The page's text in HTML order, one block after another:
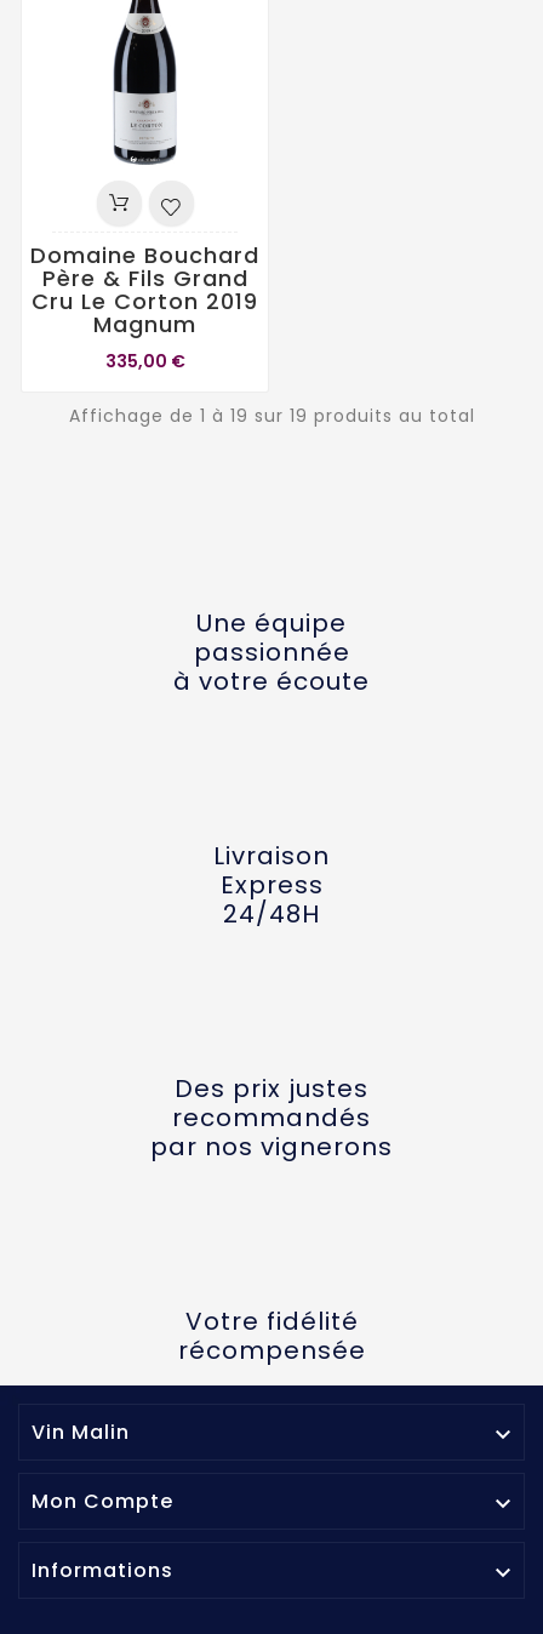
Domaine Bouchard
Père & Fils Grand
Cru Le Corton 2019
Magnum
335,00 €
Affichage de 1 à 19 sur 19 produits au total
Une équipe
passionnée
à votre écoute
Livraison
Express
24/48H
Des prix justes
recommandés
par nos vignerons
Votre fidélité
récompensée
Vin Malin 
Mon Compte 
Informations 